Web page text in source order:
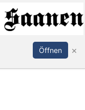
Anmelden
Öffnen ×